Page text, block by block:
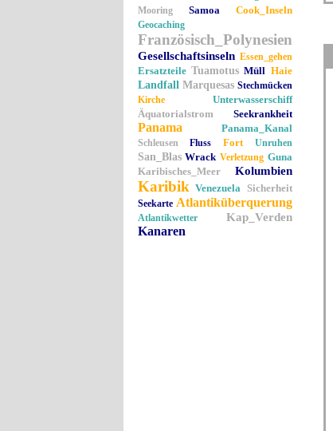
Mooring Samoa Cook_Inseln
Geocaching
Französisch_Polynesien
Gesellschaftsinseln Essen_gehen
Ersatzteile Tuamotus Müll Haie
Landfall Marquesas Stechmücken
Kirche
Unterwasserschiff
Äquatorialstrom
Seekrankheit
Panama Panama_Kanal
Schleusen Fluss Fort Unruhen
San_Blas Wrack Verletzung Guna
Karibisches_Meer
Kolumbien
Karibik Venezuela Sicherheit
Seekarte Atlantiküberquerung
Atlantikwetter Kap_Verden
Kanaren